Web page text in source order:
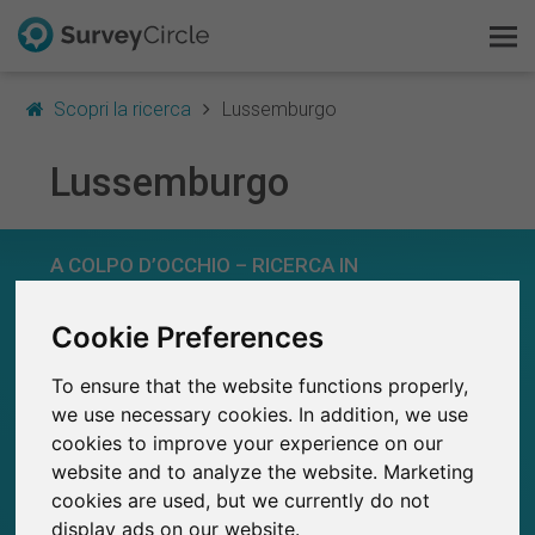
Cookie Preferences
To ensure that the website functions properly,
we use necessary cookies. In addition, we use
cookies to improve your experience on our
website and to analyze the website. Marketing
cookies are used, but we currently do not
display ads on our website.
Scopri la ricerca Lussemburgo
Lussemburgo
A COLPO D’OCCHIO – RICERCA IN
146
Studi pubblicati in precedenza su
SurveyCircle
6
Studi attualmente pubblicati su SurveyCircle
Survey Ranking
Scopri la ricerca
FAQ
Registrati gratis
Accedi